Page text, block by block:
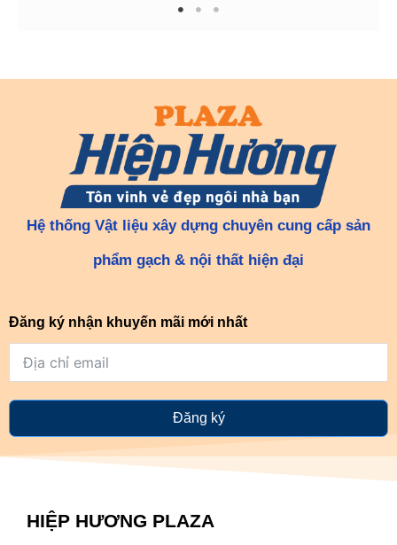
1 2 3
Hệ thống Vật liệu xây dựng chuyên cung cấp sản
phẩm gạch & nội thất hiện đại
Đăng ký nhận khuyến mãi mới nhất
Đăng ký
HIỆP HƯƠNG PLAZA